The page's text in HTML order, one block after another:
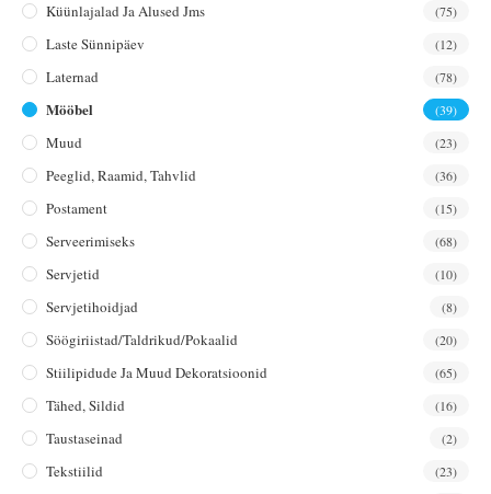
Küünlajalad Ja Alused Jms (75)
Laste Sünnipäev (12)
Laternad (78)
Mööbel (39)
Muud (23)
Peeglid, Raamid, Tahvlid (36)
Postament (15)
Serveerimiseks (68)
Servjetid (10)
Servjetihoidjad (8)
Söögiriistad/taldrikud/pokaalid (20)
Stiilipidude Ja Muud Dekoratsioonid (65)
Tähed, Sildid (16)
Taustaseinad (2)
Tekstiilid (23)